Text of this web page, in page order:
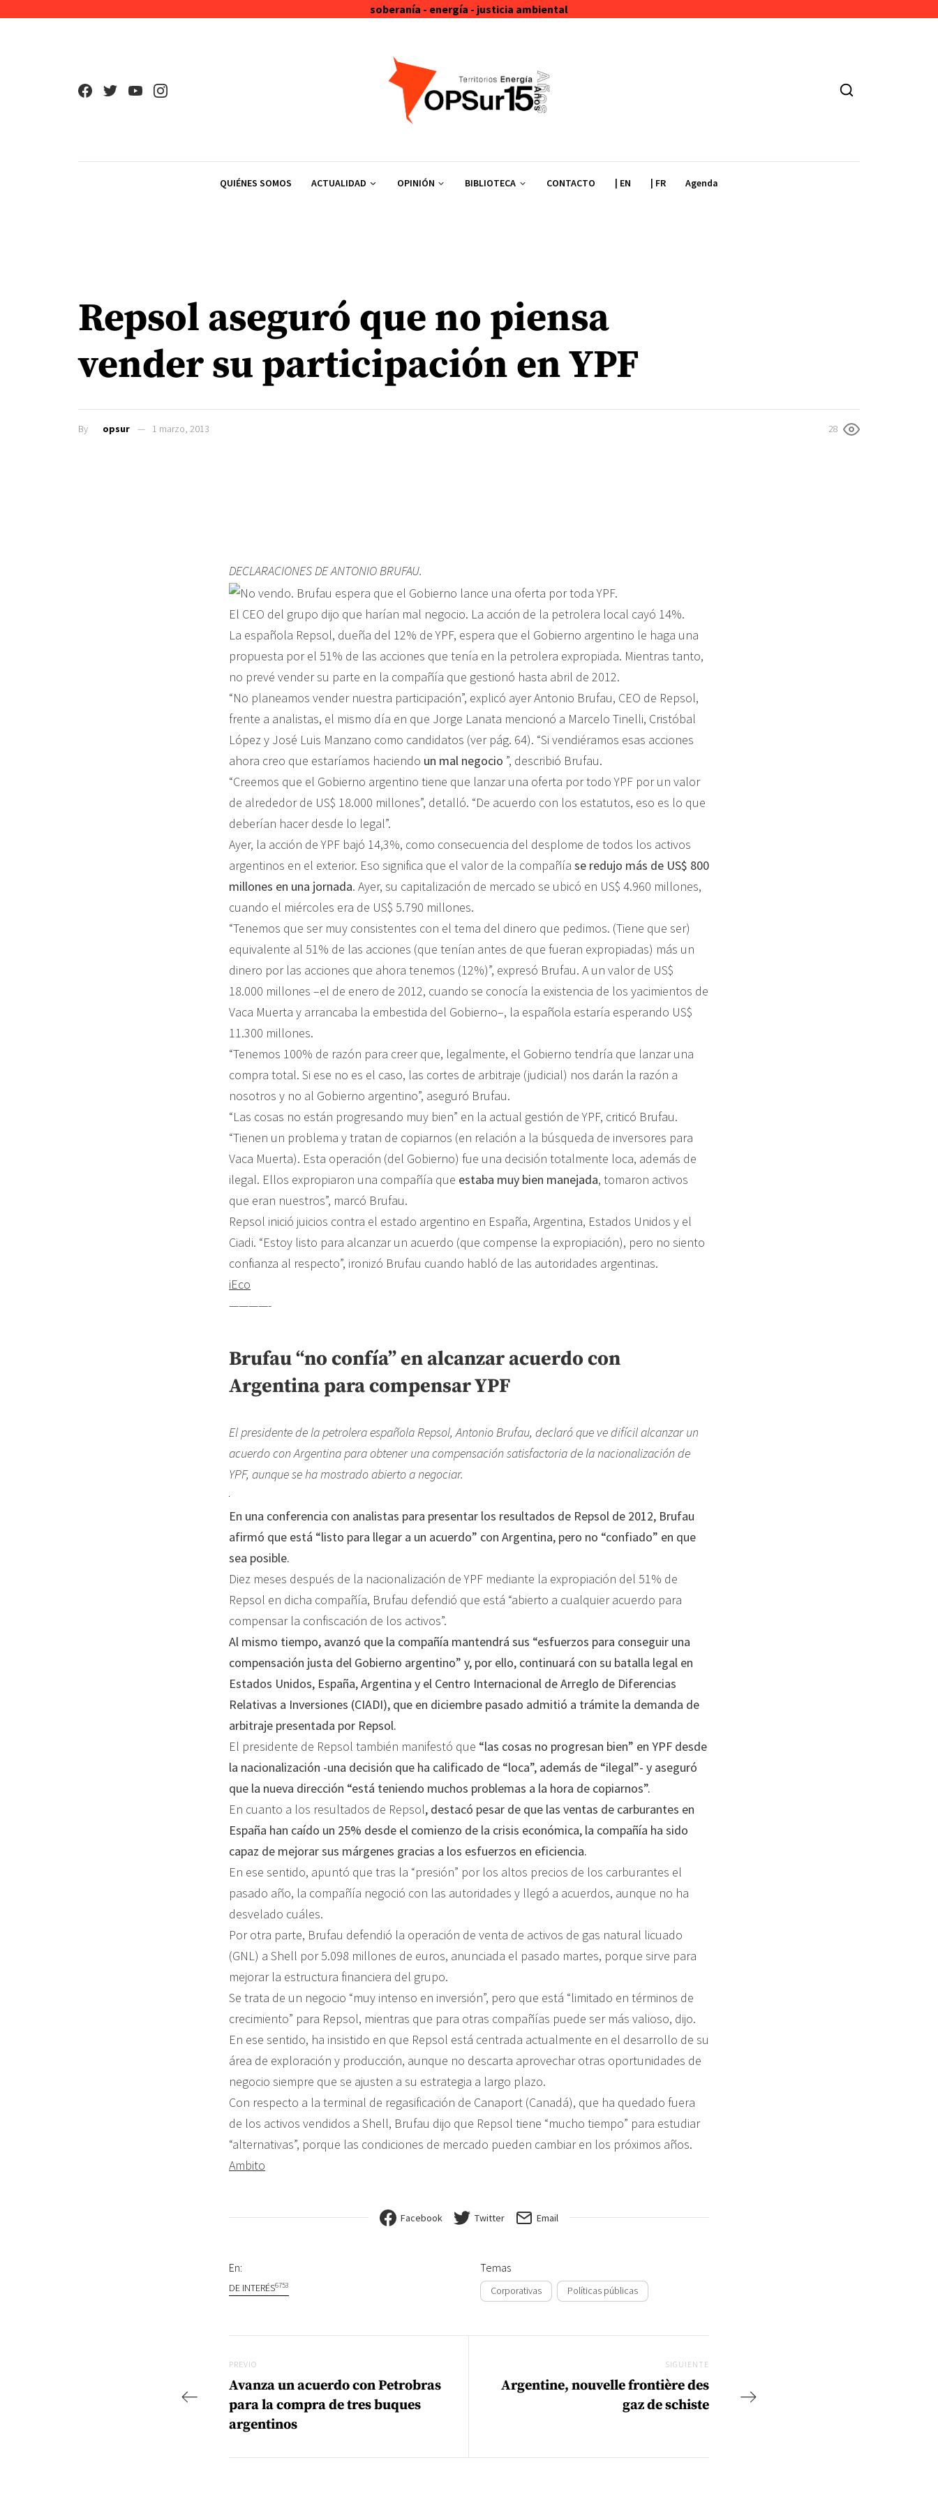
soberanía - energía - justicia ambiental
QUIÉNES SOMOS ACTUALIDAD OPINIÓN BIBLIOTECA CONTACTO | EN | FR Agenda
Repsol aseguró que no piensa
vender su participación en YPF
By opsur 1 marzo, 2013 28
DECLARACIONES DE ANTONIO BRUFAU.
El CEO del grupo dijo que harían mal negocio. La acción de la petrolera local cayó 14%.
La española Repsol, dueña del 12% de YPF, espera que el Gobierno argentino le haga una
propuesta por el 51% de las acciones que tenía en la petrolera expropiada. Mientras tanto,
no prevé vender su parte en la compañía que gestionó hasta abril de 2012.
“No planeamos vender nuestra participación”, explicó ayer Antonio Brufau, CEO de Repsol,
frente a analistas, el mismo día en que Jorge Lanata mencionó a Marcelo Tinelli, Cristóbal
López y José Luis Manzano como candidatos (ver pág. 64). “Si vendiéramos esas acciones
ahora creo que estaríamos haciendo un mal negocio ”, describió Brufau.
“Creemos que el Gobierno argentino tiene que lanzar una oferta por todo YPF por un valor
de alrededor de US$ 18.000 millones”, detalló. “De acuerdo con los estatutos, eso es lo que
deberían hacer desde lo legal”.
Ayer, la acción de YPF bajó 14,3%, como consecuencia del desplome de todos los activos
argentinos en el exterior. Eso significa que el valor de la compañía se redujo más de US$ 800
millones en una jornada. Ayer, su capitalización de mercado se ubicó en US$ 4.960 millones,
cuando el miércoles era de US$ 5.790 millones.
“Tenemos que ser muy consistentes con el tema del dinero que pedimos. (Tiene que ser)
equivalente al 51% de las acciones (que tenían antes de que fueran expropiadas) más un
dinero por las acciones que ahora tenemos (12%)”, expresó Brufau. A un valor de US$
18.000 millones –el de enero de 2012, cuando se conocía la existencia de los yacimientos de
Vaca Muerta y arrancaba la embestida del Gobierno–, la española estaría esperando US$
11.300 millones.
“Tenemos 100% de razón para creer que, legalmente, el Gobierno tendría que lanzar una
compra total. Si ese no es el caso, las cortes de arbitraje (judicial) nos darán la razón a
nosotros y no al Gobierno argentino”, aseguró Brufau.
“Las cosas no están progresando muy bien” en la actual gestión de YPF, criticó Brufau.
“Tienen un problema y tratan de copiarnos (en relación a la búsqueda de inversores para
Vaca Muerta). Esta operación (del Gobierno) fue una decisión totalmente loca, además de
ilegal. Ellos expropiaron una compañía que estaba muy bien manejada, tomaron activos
que eran nuestros”, marcó Brufau.
Repsol inició juicios contra el estado argentino en España, Argentina, Estados Unidos y el
Ciadi. “Estoy listo para alcanzar un acuerdo (que compense la expropiación), pero no siento
confianza al respecto”, ironizó Brufau cuando habló de las autoridades argentinas.
iEco
————-
Brufau “no confía” en alcanzar acuerdo con
Argentina para compensar YPF
El presidente de la petrolera española Repsol, Antonio Brufau, declaró que ve difícil alcanzar un
acuerdo con Argentina para obtener una compensación satisfactoria de la nacionalización de
YPF, aunque se ha mostrado abierto a negociar.
En una conferencia con analistas para presentar los resultados de Repsol de 2012, Brufau
afirmó que está “listo para llegar a un acuerdo” con Argentina, pero no “confiado” en que
sea posible.
Diez meses después de la nacionalización de YPF mediante la expropiación del 51% de
Repsol en dicha compañía, Brufau defendió que está “abierto a cualquier acuerdo para
compensar la confiscación de los activos”.
Al mismo tiempo, avanzó que la compañía mantendrá sus “esfuerzos para conseguir una
compensación justa del Gobierno argentino” y, por ello, continuará con su batalla legal en
Estados Unidos, España, Argentina y el Centro Internacional de Arreglo de Diferencias
Relativas a Inversiones (CIADI), que en diciembre pasado admitió a trámite la demanda de
arbitraje presentada por Repsol.
El presidente de Repsol también manifestó que “las cosas no progresan bien” en YPF desde
la nacionalización -una decisión que ha calificado de “loca”, además de “ilegal”- y aseguró
que la nueva dirección “está teniendo muchos problemas a la hora de copiarnos”.
En cuanto a los resultados de Repsol, destacó pesar de que las ventas de carburantes en
España han caído un 25% desde el comienzo de la crisis económica, la compañía ha sido
capaz de mejorar sus márgenes gracias a los esfuerzos en eficiencia.
En ese sentido, apuntó que tras la “presión” por los altos precios de los carburantes el
pasado año, la compañía negoció con las autoridades y llegó a acuerdos, aunque no ha
desvelado cuáles.
Por otra parte, Brufau defendió la operación de venta de activos de gas natural licuado
(GNL) a Shell por 5.098 millones de euros, anunciada el pasado martes, porque sirve para
mejorar la estructura financiera del grupo.
Se trata de un negocio “muy intenso en inversión”, pero que está “limitado en términos de
crecimiento” para Repsol, mientras que para otras compañías puede ser más valioso, dijo.
En ese sentido, ha insistido en que Repsol está centrada actualmente en el desarrollo de su
área de exploración y producción, aunque no descarta aprovechar otras oportunidades de
negocio siempre que se ajusten a su estrategia a largo plazo.
Con respecto a la terminal de regasificación de Canaport (Canadá), que ha quedado fuera
de los activos vendidos a Shell, Brufau dijo que Repsol tiene “mucho tiempo” para estudiar
“alternativas”, porque las condiciones de mercado pueden cambiar en los próximos años.
Ambito
Facebook Twitter Email
En:
DE INTERÉS6753
Temas
Corporativas Políticas públicas
Previo
PREVIO
Avanza un acuerdo con Petrobras
para la compra de tres buques
argentinos
SIGUIENTE
Argentine, nouvelle frontière des
gaz de schiste